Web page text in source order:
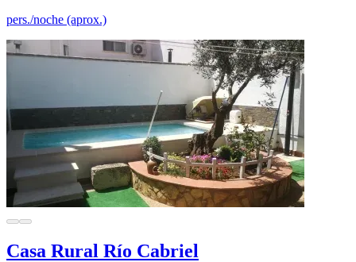
pers./noche (aprox.)
Casa Rural Río Cabriel